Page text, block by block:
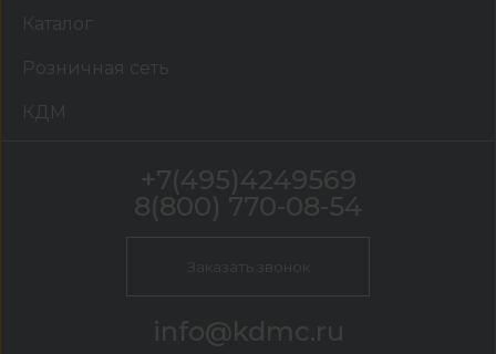
Каталог
Розничная сеть
КДМ
+7(495)4249569
8(800) 770-08-54
Заказать звонок
info@kdmc.ru